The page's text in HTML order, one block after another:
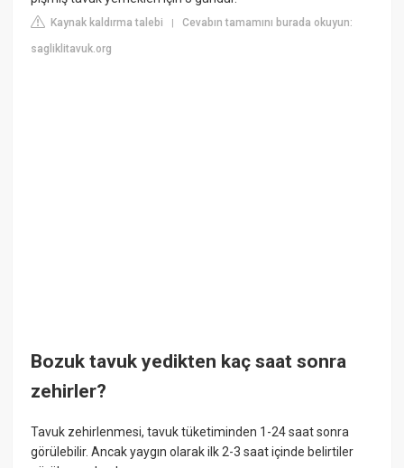
Kaynak kaldırma talebi |Cevabın tamamını burada okuyun:
sagliklitavuk.org
Bozuk tavuk yedikten kaç saat sonra
zehirler?
Tavuk zehirlenmesi, tavuk tüketiminden 1-24 saat sonra
görülebilir. Ancak yaygın olarak ilk 2-3 saat içinde belirtiler